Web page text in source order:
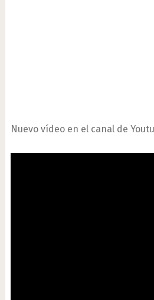
Nuevo vídeo en el canal de